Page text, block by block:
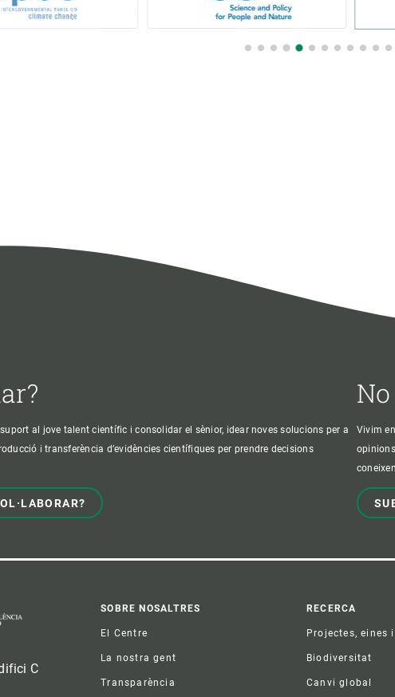
al jove talent científic i consolidar el sènior, idear noves solucions per a
i transferència d’evidències científiques per prendre decisions
Vivim
C
Footer
SOBRE NOSALTRES
El Centre
La nostra gent
Transparència
RECERCA
Projectes, eines
Biodiversitat
Canvi global